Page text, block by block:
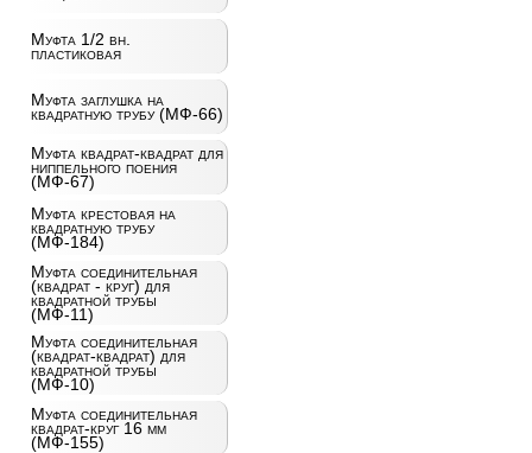
Муфта 1/2 вн.
пластиковая
Муфта заглушка на
квадратную трубу (МФ-66)
Муфта квадрат-квадрат для
ниппельного поения
(МФ-67)
Муфта крестовая на
квадратную трубу
(МФ-184)
Муфта соединительная
(квадрат - круг) для
квадратной трубы
(МФ-11)
Муфта соединительная
(квадрат-квадрат) для
квадратной трубы
(МФ-10)
Муфта соединительная
квадрат-круг 16 мм
(МФ-155)